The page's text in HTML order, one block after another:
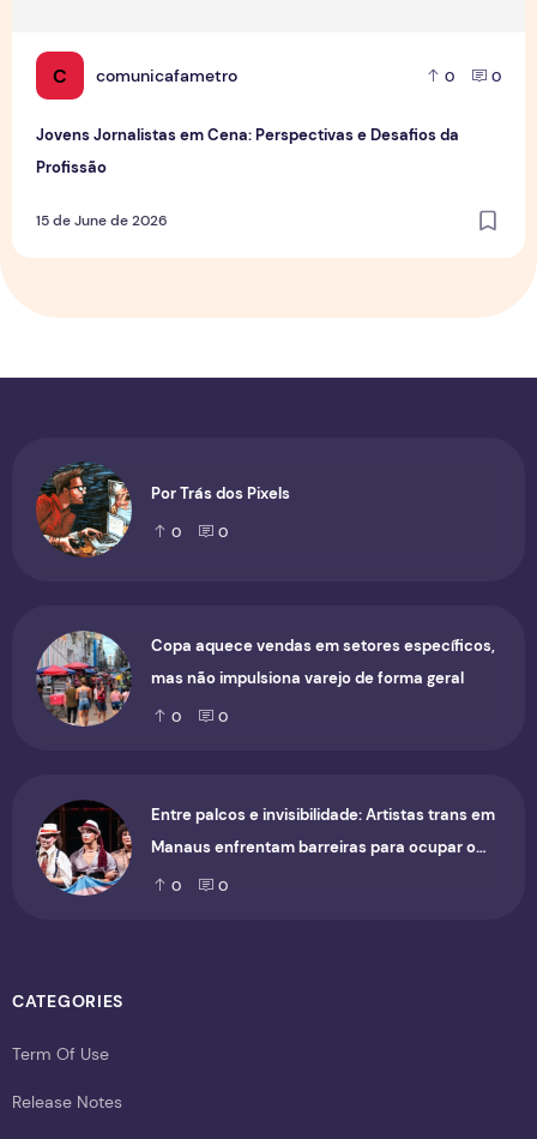
C comunicafametro 0 0
Jovens Jornalistas em Cena: Perspectivas e Desafios da
Profissão
15 de June de 2026
Por Trás dos Pixels
0 0
Copa aquece vendas em setores específicos,
mas não impulsiona varejo de forma geral
0 0
Entre palcos e invisibilidade: Artistas trans em
Manaus enfrentam barreiras para ocupar o
cenário cultural
0 0
CATEGORIES
Term Of Use
Release Notes